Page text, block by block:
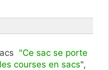
"Ce sac se porte
courses en sacs",